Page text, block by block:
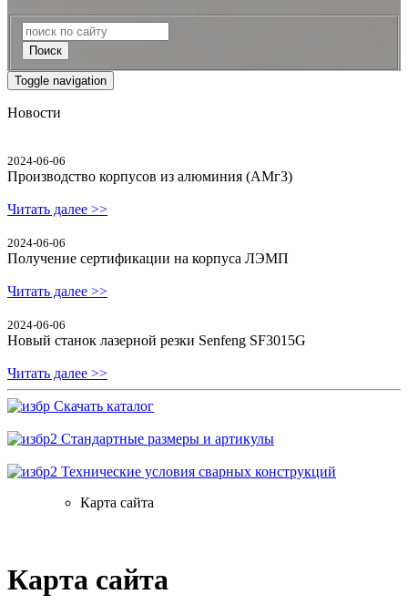
Поиск
Toggle navigation
Новости
2024-06-06
Производство корпусов из алюминия (АМг3)
Читать далее >>
2024-06-06
Получение сертификации на корпуса ЛЭМП
Читать далее >>
2024-06-06
Новый станок лазерной резки Senfeng SF3015G
Читать далее >>
Скачать каталог
Стандартные размеры и артикулы
Технические условия сварных конструкций
Карта сайта
Карта сайта